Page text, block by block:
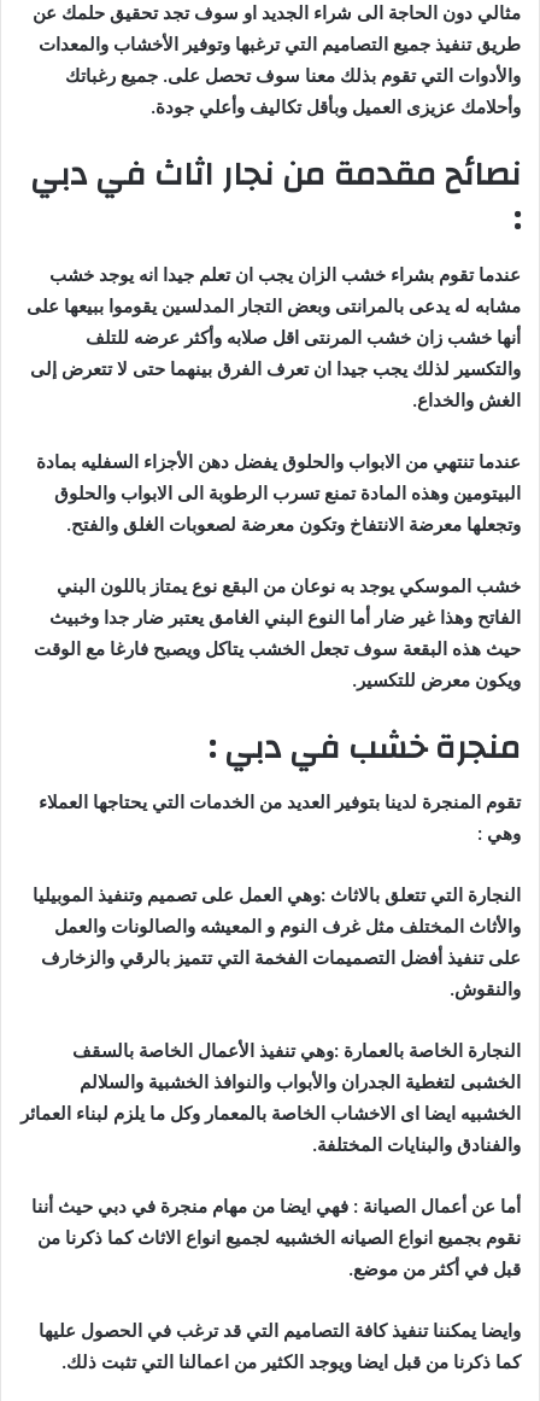
مثالي دون الحاجة الى شراء الجديد او سوف تجد تحقيق حلمك عن
طريق تنفيذ جميع التصاميم التي ترغبها وتوفير الأخشاب والمعدات
والأدوات التي تقوم بذلك معنا سوف تحصل على. جميع رغباتك
وأحلامك عزيزى العميل وبأقل تكاليف وأعلي جودة.
نصائح مقدمة من نجار اثاث في دبي
:
عندما تقوم بشراء خشب الزان يجب ان تعلم جيدا انه يوجد خشب
مشابه له يدعى بالمرانتى وبعض التجار المدلسين يقوموا ببيعها على
أنها خشب زان خشب المرنتى اقل صلابه وأكثر عرضه للتلف
والتكسير لذلك يجب جيدا ان تعرف الفرق بينهما حتى لا تتعرض إلى
الغش والخداع.
عندما تنتهي من الابواب والحلوق يفضل دهن الأجزاء السفليه بمادة
البيتومين وهذه المادة تمنع تسرب الرطوبة الى الابواب والحلوق
وتجعلها معرضة الانتفاخ وتكون معرضة لصعوبات الغلق والفتح.
خشب الموسكي يوجد به نوعان من البقع نوع يمتاز باللون البني
الفاتح وهذا غير ضار أما النوع البني الغامق يعتبر ضار جدا وخبيث
حيث هذه البقعة سوف تجعل الخشب يتاكل ويصبح فارغا مع الوقت
ويكون معرض للتكسير.
منجرة خشب في دبي :
تقوم المنجرة لدينا بتوفير العديد من الخدمات التي يحتاجها العملاء
وهي :
النجارة التي تتعلق بالاثاث :وهي العمل على تصميم وتنفيذ الموبيليا
والأثاث المختلف مثل غرف النوم و المعيشه والصالونات والعمل
على تنفيذ أفضل التصميمات الفخمة التي تتميز بالرقي والزخارف
والنقوش.
النجارة الخاصة بالعمارة :وهي تنفيذ الأعمال الخاصة بالسقف
الخشبى لتغطية الجدران والأبواب والنوافذ الخشبية والسلالم
الخشبيه ايضا اى الاخشاب الخاصة بالمعمار وكل ما يلزم لبناء العمائر
والفنادق والبنايات المختلفة.
أما عن أعمال الصيانة : فهي ايضا من مهام منجرة في دبي حيث أننا
نقوم بجميع انواع الصيانه الخشبيه لجميع انواع الاثاث كما ذكرنا من
قبل في أكثر من موضع.
وايضا يمكننا تنفيذ كافة التصاميم التي قد ترغب في الحصول عليها
كما ذكرنا من قبل ايضا ويوجد الكثير من اعمالنا التي تثبت ذلك.